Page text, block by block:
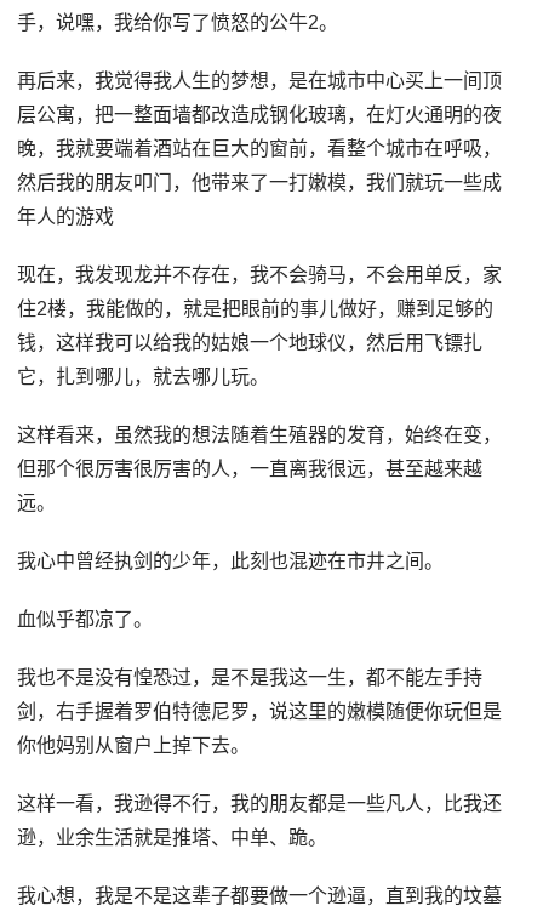
手，说嘿，我给你写了愤怒的公牛2。
再后来，我觉得我人生的梦想，是在城市中心买上一间顶
层公寓，把一整面墙都改造成钢化玻璃，在灯火通明的夜
晚，我就要端着酒站在巨大的窗前，看整个城市在呼吸，
然后我的朋友叩门，他带来了一打嫩模，我们就玩一些成
年人的游戏
现在，我发现龙并不存在，我不会骑马，不会用单反，家
住2楼，我能做的，就是把眼前的事儿做好，赚到足够的
钱，这样我可以给我的姑娘一个地球仪，然后用飞镖扎
它，扎到哪儿，就去哪儿玩。
这样看来，虽然我的想法随着生殖器的发育，始终在变，
但那个很厉害很厉害的人，一直离我很远，甚至越来越
远。
我心中曾经执剑的少年，此刻也混迹在市井之间。
血似乎都凉了。
我也不是没有惶恐过，是不是我这一生，都不能左手持
剑，右手握着罗伯特德尼罗，说这里的嫩模随便你玩但是
你他妈别从窗户上掉下去。
这样一看，我逊得不行，我的朋友都是一些凡人，比我还
逊，业余生活就是推塔、中单、跪。
我心想，我是不是这辈子都要做一个逊逼，直到我的坟墓